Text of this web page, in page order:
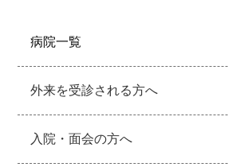
病院一覧
外来を受診される方へ
入院・面会の方へ